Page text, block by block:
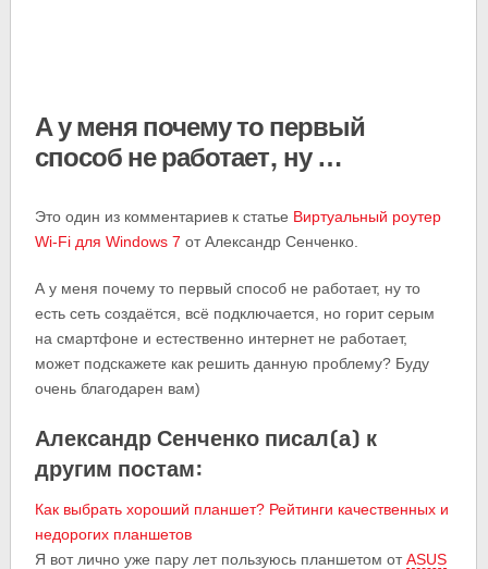
А у меня почему то первый
способ не работает, ну …
Это один из комментариев к статье Виртуальный роутер
Wi-Fi для Windows 7 от Александр Сенченко.
А у меня почему то первый способ не работает, ну то
есть сеть создаётся, всё подключается, но горит серым
на смартфоне и естественно интернет не работает,
может подскажете как решить данную проблему? Буду
очень благодарен вам)
Александр Сенченко писал(а) к
другим постам:
Как выбрать хороший планшет? Рейтинги качественных и
недорогих планшетов
Я вот лично уже пару лет пользуюсь планшетом отASUS